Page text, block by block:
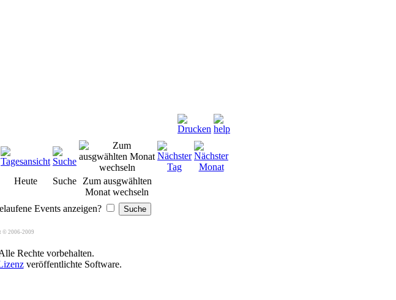
Heute Suche
Zum ausgwählten
Monat wechseln
Events anzeigen?
© 2006-2009
Rechte vorbehalten.
veröffentlichte Software.